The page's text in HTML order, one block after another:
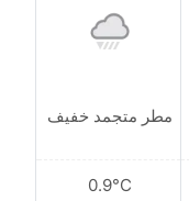
مطر متجمد خفيف
0.9°C